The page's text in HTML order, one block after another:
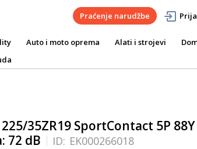
Praćenje narudžbe
Auto i moto oprema Alati i strojevi
35ZR19 SportContact 5P 88Y
72 dB
ID: EK000266018